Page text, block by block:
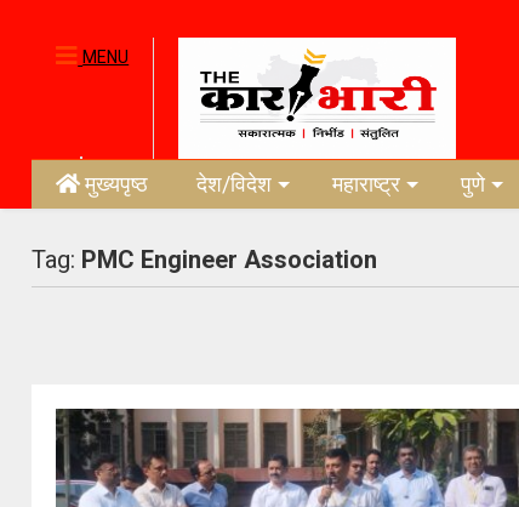
MENU
मुख्यपृष्ठ देश/विदेश महाराष्ट्र पुणे
Tag: PMC Engineer Association